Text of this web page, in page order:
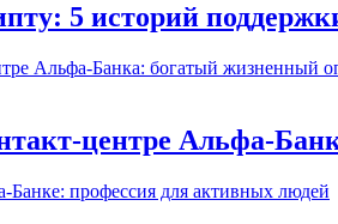
5 историй
центре Альфа-